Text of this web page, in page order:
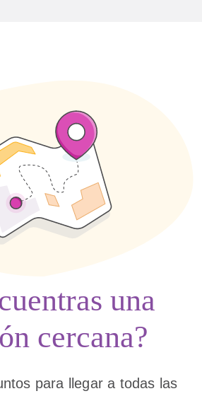
una
cercana?
para llegar a todas las